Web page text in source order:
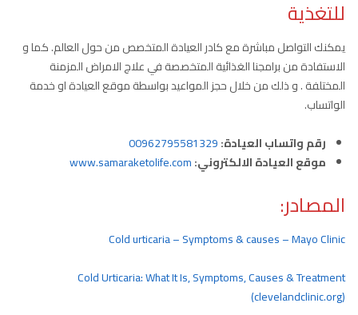
للتغذية
يمكنك التواصل مباشرة مع كادر العيادة المتخصص من حول العالم. كما و
الاستفادة من برامجنا الغذائية المتخصصة في علاج الامراض المزمنة
المختلفة . و ذلك من خلال حجز المواعيد بواسطة موقع العيادة او خدمة
الواتساب.
رقم واتساب العيادة:00962795581329
موقع العيادة الالكتروني:www.samaraketolife.com
المصادر:
Cold urticaria – Symptoms & causes – Mayo Clinic
Cold Urticaria: What It Is, Symptoms, Causes & Treatment
(clevelandclinic.org)